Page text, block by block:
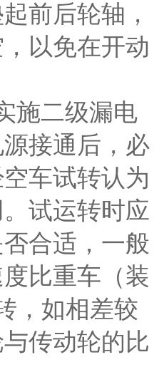
前后轮轴，
以免在开动
施二级漏电
接通后，必
车试转认为
试运转时应
合适，一般
比重车（装
，如相差较
传动轮的比